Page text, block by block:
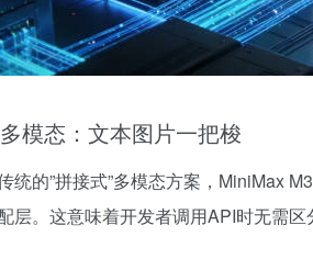
模态：文本图片一把梭
统的”拼接式”多模态方案， MiniMax M3
层。这意味着开发者调用API时无需区